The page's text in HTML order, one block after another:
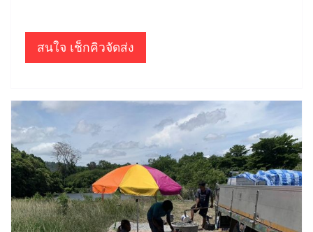
สนใจ เช็กคิวจัดส่ง